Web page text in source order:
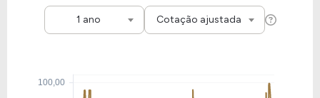
1 ano Cotação ajustada